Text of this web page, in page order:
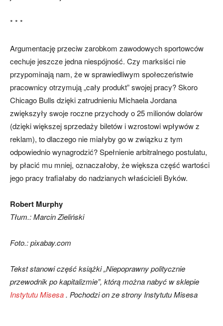
* * *
Argumentację przeciw zarobkom zawodowych sportowców
cechuje jeszcze jedna niespójność. Czy marksiści nie
przypominają nam, że w sprawiedliwym społeczeństwie
pracownicy otrzymują „cały produkt” swojej pracy? Skoro
Chicago Bulls dzięki zatrudnieniu Michaela Jordana
zwiększyły swoje roczne przychody o 25 milionów dolarów
(dzięki większej sprzedaży biletów i wzrostowi wpływów z
reklam), to dlaczego nie miałyby go w związku z tym
odpowiednio wynagrodzić? Spełnienie arbitralnego postulatu,
by płacić mu mniej, oznaczałoby, że większa część wartości
jego pracy trafiałaby do nadzianych właścicieli Byków.
Robert Murphy
Tłum.: Marcin Zieliński
Foto.: pixabay.com
Tekst stanowi część książki „Niepoprawny politycznie
przewodnik po kapitalizmie”, którą można nabyć w sklepie
Instytutu Misesa . Pochodzi on ze strony Instytutu Misesa